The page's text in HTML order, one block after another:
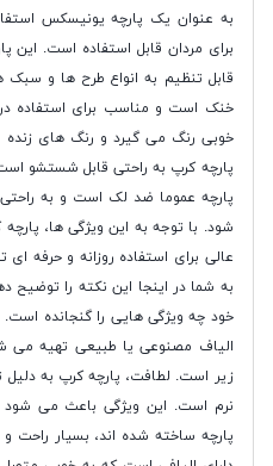
به عنوان یک پارچه یونیسکس
برای مردان قابل استفاده است.
قابل تنظیم به انواع طرح ها و
خنک است و مناسب برای استفاده
خوبی رنگ می گیرد و رنگ های
پارچه کرپ به راحتی قابل شستشو
پارچه عموما ضد لک است و به
شود. با توجه به این ویژگی ها،
عالی برای استفاده روزانه و حرفه
به شما در اینجا این نکته را توضیح
خود چه ویژگی هایی را گنجانده
الیاف مصنوعی یا طبیعی تهیه می
زیر است. لطافت، پارچه کرپ به دلیل
نرم است. این ویژگی باعث می
پارچه ساخته شده اند، بسیار راحت